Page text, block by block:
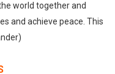
world together and
and achieve peace. This